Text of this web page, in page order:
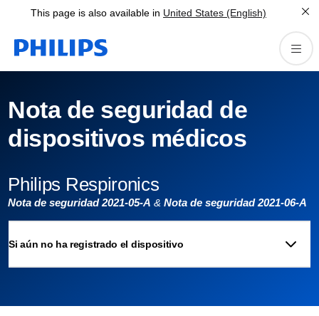
This page is also available in United States (English)
Nota de seguridad de
dispositivos médicos
Philips Respironics
Nota de seguridad 2021-05-A& Nota de seguridad 2021-06-A
Si aún no ha registrado el dispositivo